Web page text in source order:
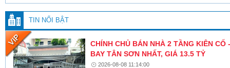
TIN NỔI BẬT
CHÍNH CHỦ BÁN NHÀ 2 TẦNG KIÊN CỐ
BAY TÂN SƠN NHẤT, GIÁ 13.5 TỶ
2026-08-08 11:14:00